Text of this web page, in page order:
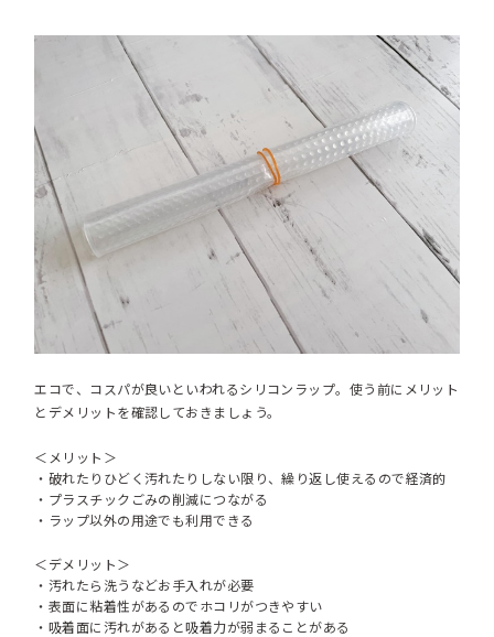
エコで、コスパが良いといわれるシリコンラップ。使う前にメリット
とデメリットを確認しておきましょう。
＜メリット＞
・破れたりひどく汚れたりしない限り、繰り返し使えるので経済的
・プラスチックごみの削減につながる
・ラップ以外の用途でも利用できる
＜デメリット＞
・汚れたら洗うなどお手入れが必要
・表面に粘着性があるのでホコリがつきやすい
・吸着面に汚れがあると吸着力が弱まることがある